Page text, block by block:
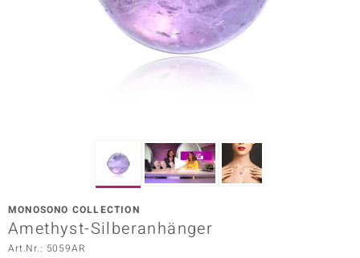
Vogue
MONOSONO COLLECTION
Amethyst-Silberanhänger
Art.Nr.: 5059AR